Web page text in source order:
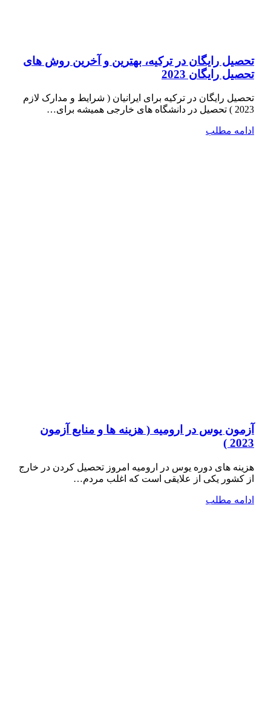
تحصیل رایگان در ترکیه، بهترین و آخرین روش های
تحصیل رایگان 2023
تحصیل رایگان در ترکیه برای ایرانیان ( شرایط و مدارک لازم
2023 ) تحصیل در دانشگاه­ های خارجی همیشه برای…
ادامه مطلب
آزمون یوس در ارومیه ( هزینه ها و منابع آزمون
2023 )
هزینه های دوره یوس در ارومیه امروز تحصیل کردن در خارج
از کشور یکی از علایقی است که اغلب مردم…
ادامه مطلب